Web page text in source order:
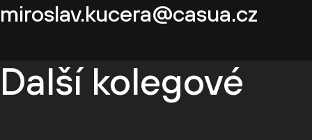
miroslav.kucera@casua.cz
Další kolegové